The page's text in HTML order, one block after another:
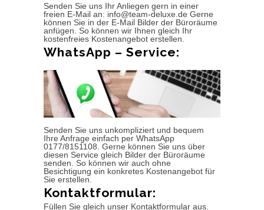
Senden Sie uns Ihr Anliegen gern in einer
freien E-Mail an: info@team-deluxe.de Gerne
können Sie in der E-Mail Bilder der Büroräume
anfügen. So können wir Ihnen gleich Ihr
kostenfreies Kostenangebot erstellen.
WhatsApp – Service:
Senden Sie uns unkompliziert und bequem
Ihre Anfrage einfach per WhatsApp
0177/8151108. Gerne können Sie uns über
diesen Service gleich Bilder der Büroräume
senden. So können wir auch ohne
Besichtigung ein konkretes Kostenangebot für
Sie erstellen.
Kontaktformular:
Füllen Sie gleich unser Kontaktformular aus.